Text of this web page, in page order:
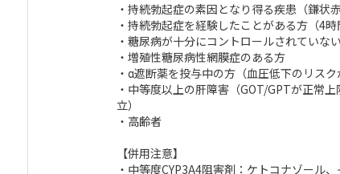
・持続勃起症の素因となり得る疾患（鎌
・持続勃起症を経験したことがある方（4時
・糖尿病が十分にコントロールされていな
・増殖性糖尿病性網膜症のある方
・α遮断薬を投与中の方（血圧低下のリス
・中等度以上の肝障害（GOT/GPTが正常
立）
・高齢者
【併用注意】
・中等度CYP3A4阻害剤：ケトコナゾール